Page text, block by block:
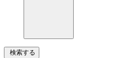
検索する